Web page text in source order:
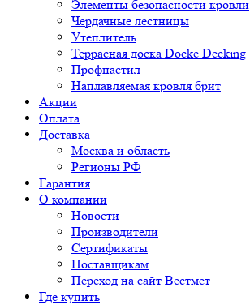
Элементы безопасности кровли
Чердачные лестницы
Утеплитель
Террасная доска Docke Decking
Профнастил
Наплавляемая кровля брит
Акции
Оплата
Доставка
Москва и область
Регионы РФ
Гарантия
О компании
Новости
Производители
Сертификаты
Поставщикам
Переход на сайт Вестмет
Где купить